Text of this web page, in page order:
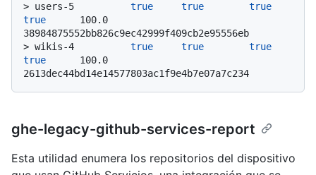
> users-5 true true
true
true
      100.0
38984875552bb826c9ec42999f409cb2e95556eb
> wikis-4 true true
true
true
      100.0
2613dec44bd14e14577803ac1f9e4b7e07a7c234
ghe-legacy-github-services-report
Esta utilidad enumera los repositorios del dispositivo